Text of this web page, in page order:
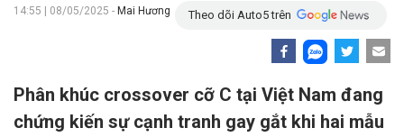
14:55 | 08/05/2025 - Mai Hương Theo dõi Auto5 trên
Phân khúc crossover cỡ C tại Việt Nam đang
chứng kiến sự cạnh tranh gay gắt khi hai mẫu